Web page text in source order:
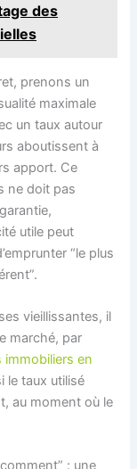
des
prenons un
maximale
un taux autour
aboutissent à
apport. Ce
ne doit pas
utile peut
“le plus
vieillissantes, il
marché, par
en
le taux utilisé
au moment où le
: une